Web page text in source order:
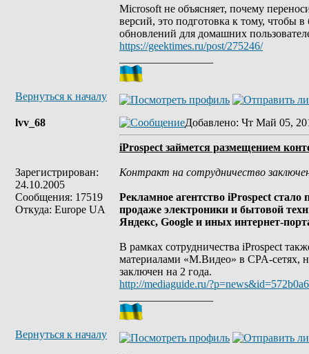
Microsoft не объясняет, почему
версий, это подготовка к тому, чтобы
обновлений для домашних
https://geektimes.ru/post/275246/
Вернуться к началу
lvv_68
Зарегистрирован:
24.10.2005
Сообщения: 17519
Откуда: Europe UA
Добавлено: Чт Май 05,
iProspect займется размещением
Контракт на сотрудничество
Рекламное агентство iProspect
продаже электроники и бытовой
Яндекс, Google и иных интернет-
В рамках сотрудничества iProspect
материалами «М.Видео» в CPA-сетях,
заключен на 2 года.
http://mediaguide.ru/
Вернуться к началу